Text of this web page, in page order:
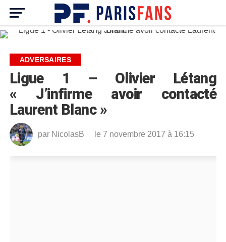
ADVERSAIRES
Ligue 1 – Olivier Létang
« J’infirme avoir contacté
Laurent Blanc »
par NicolasB le 7 novembre 2017 à 16:15